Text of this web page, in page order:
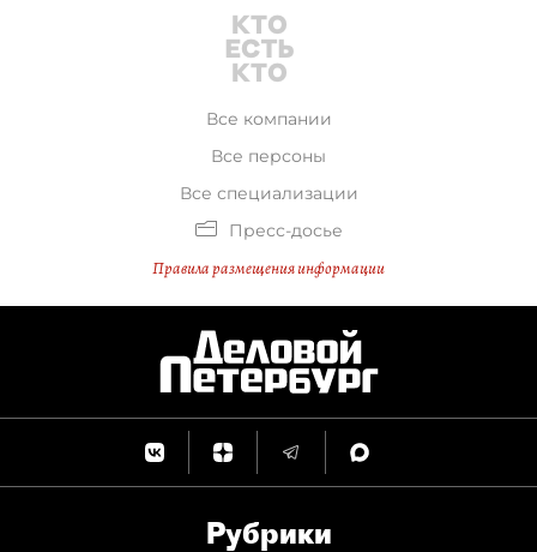
Все компании
Все персоны
Все специализации
Пресс-досье
Правила размещения информации
Рубрики